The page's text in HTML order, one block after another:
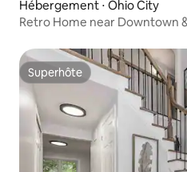
Hébergement ⋅ Ohio City
Retro Home near Downtown
Superhôte
Superhôte